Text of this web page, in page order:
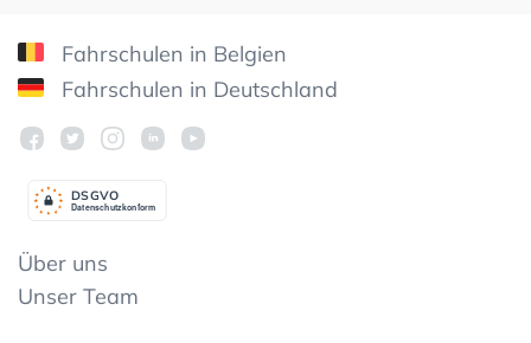
Fahrschulen in Belgien
Fahrschulen in Deutschland
Datenschutzkonform
DSGVO
Über uns
Unser Team